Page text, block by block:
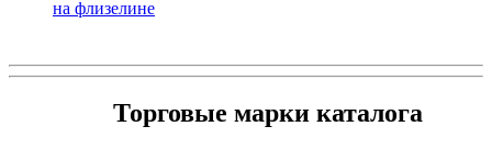
на флизелине
Торговые марки каталога